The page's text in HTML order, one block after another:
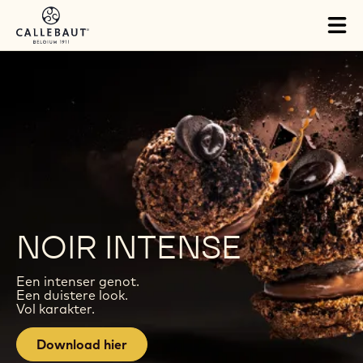
Skip to main content
NOIR INTENSE
Een intenser genot.
Een duistere look.
Vol karakter.
Download hier